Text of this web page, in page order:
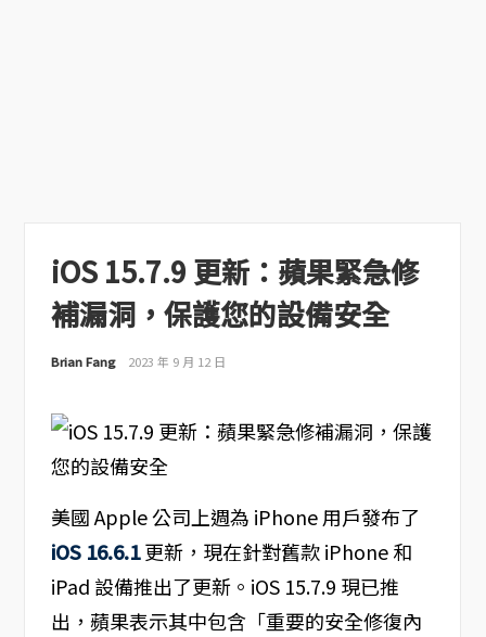
iOS 15.7.9 更新：蘋果緊急修
補漏洞，保護您的設備安全
Brian Fang 2023 年 9 月 12 日
美國 Apple 公司上週為 iPhone 用戶發布了
iOS 16.6.1更新，現在針對舊款 iPhone 和
iPad 設備推出了更新。iOS 15.7.9 現已推
出，蘋果表示其中包含「重要的安全修復內